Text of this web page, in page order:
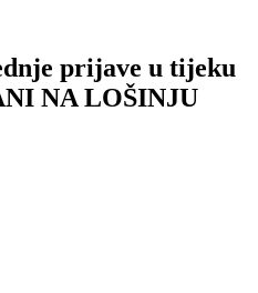
prijave u tijeku
NA LOŠINJU